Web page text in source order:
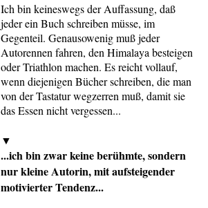
Ich bin keineswegs der Auffassung, daß
jeder ein Buch schreiben müsse, im
Gegenteil. Genausowenig muß jeder
Autorennen fahren, den Himalaya besteigen
oder Triathlon machen. Es reicht vollauf,
wenn diejenigen Bücher schreiben, die man
von der Tastatur wegzerren muß, damit sie
das Essen nicht vergessen...
▼
...ich bin zwar keine berühmte, sondern
nur kleine Autorin, mit aufsteigender
motivierter Tendenz...